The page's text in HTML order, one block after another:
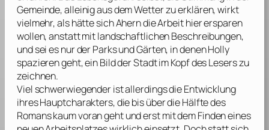
Gemeinde, alleinig aus dem Wetter zu erklären, wirkt
vielmehr, als hätte sichAherndie Arbeit hier ersparen
wollen, anstatt mit landschaftlichen Beschreibungen,
und sei es nur der Parks und Gärten, in denen Holly
spazieren geht, ein Bild der Stadt im Kopf des Lesers zu
zeichnen.
Viel schwerwiegender ist allerdings die Entwicklung
ihres Hauptcharakters, die bis über die Hälfte des
Romans kaum voran geht und erst mit dem Finden eines